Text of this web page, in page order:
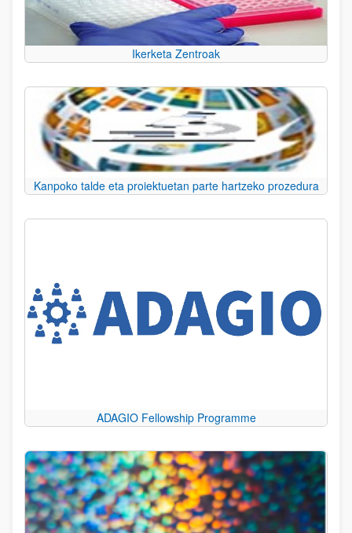
Ikerketa Zentroak
Kanpoko talde eta proiektuetan parte hartzeko prozedura
ADAGIO Fellowship Programme